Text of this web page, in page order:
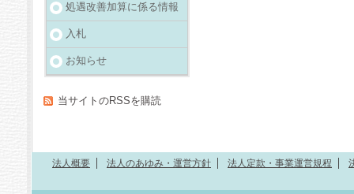
処遇改善加算に係る情報
入札
お知らせ
当サイトのRSSを購読
法人概要 法人のあゆみ・運営方針 法人定款・事業運営規程